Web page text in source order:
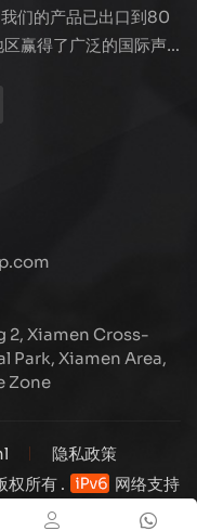
们的产品已出口到80
赢得了广泛的国际声
过创新不断升级我们
司对高压压缩机的生
而合理的，以确保产
括许多精度零件，都
的生产线上。
2, Xiamen Cross-
Park, Xiamen Area,
Zone
隐私政策
权所有 .
网络支持